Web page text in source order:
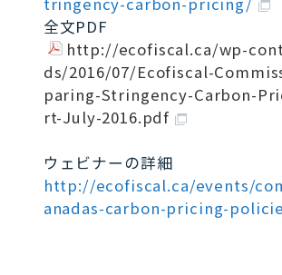
全文PDF
http://ecofiscal.ca/wp-
ds/2016/07/Ecofiscal-
paring-Stringency-Carbon-
rt-July-2016.pdf
ウェビナーの詳細
http://ecofiscal.ca/events/
anadas-carbon-pricing-